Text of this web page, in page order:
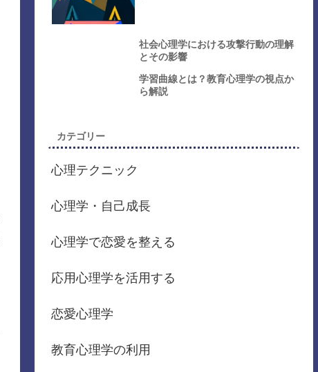
社会心理学における攻撃行動の理解
とその影響
学習曲線とは？教育心理学の視点か
ら解説
カテゴリー
心理テクニック
心理学・自己成長
心理学で恋愛を整える
応用心理学を活用する
恋愛心理学
教育心理学の利用